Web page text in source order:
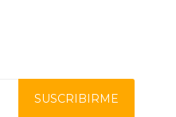
SUSCRIBIRME